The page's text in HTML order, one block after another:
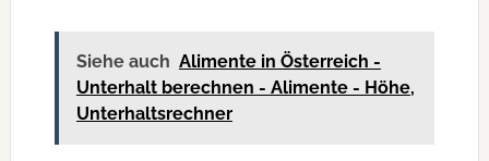
Siehe auch Alimente in Österreich -
Unterhalt berechnen - Alimente - Höhe,
Unterhaltsrechner